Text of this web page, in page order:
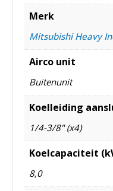
Merk
Mitsubishi Heavy
Airco unit
Buitenunit
Koelleiding
1/4-3/8" (x4)
Koelcapaciteit
8,0